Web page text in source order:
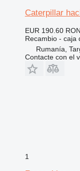
Caterpillar
EUR 190.60
Recambio - caja
Rumanía,
Contacte con el
1